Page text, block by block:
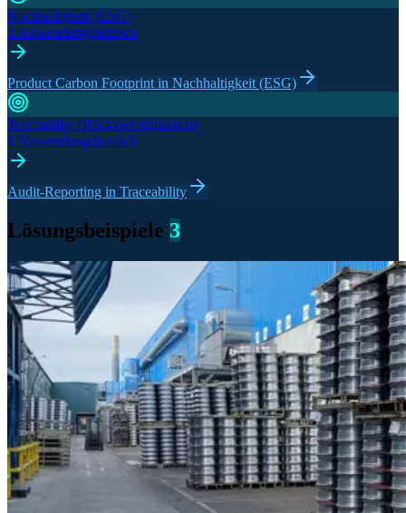
Nachhaltigkeit (ESG)​
1 Anwendungsbereich
Product Carbon Footprint in Nachhaltigkeit (ESG)
Traceability (Rückverfolgbarkeit)
1 Anwendungsbereich
Audit-Reporting in Traceability
Lösungsbeispiele 3